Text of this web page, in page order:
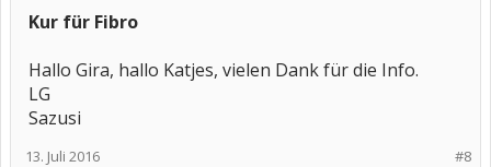
Kur für Fibro
Hallo Gira, hallo Katjes, vielen Dank für die Info.
LG
Sazusi
#8
13. Juli 2016